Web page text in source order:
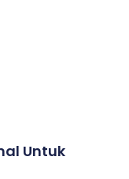
Untuk